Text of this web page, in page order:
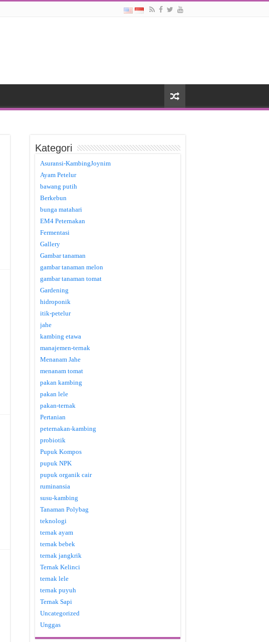
Kategori
Asuransi-KambingJoynim
Ayam Petelur
bawang putih
Berkebun
bunga matahari
EM4 Peternakan
Fermentasi
Gallery
Gambar tanaman
gambar tanaman melon
gambar tanaman tomat
Gardening
hidroponik
itik-petelur
jahe
kambing etawa
manajemen-ternak
Menanam Jahe
menanam tomat
pakan kambing
pakan lele
pakan-ternak
Pertanian
peternakan-kambing
probiotik
Pupuk Kompos
pupuk NPK
pupuk organik cair
ruminansia
susu-kambing
Tanaman Polybag
teknologi
ternak ayam
ternak bebek
ternak jangkrik
Ternak Kelinci
ternak lele
ternak puyuh
Ternak Sapi
Uncategorized
Unggas